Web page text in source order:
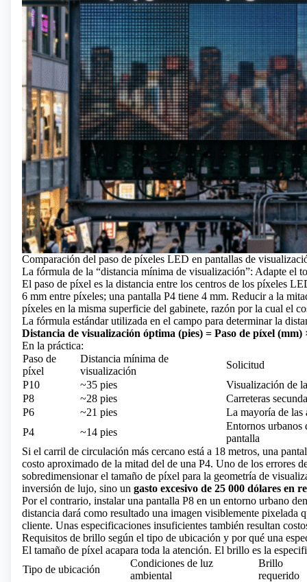
Comparación del paso de píxeles LED en pantallas de
La fórmula de la “distancia mínima de visualización”: Adapte el
El paso de píxel es la distancia entre los centros de los píxeles
6 mm entre píxeles; una pantalla P4 tiene 4 mm. Reducir a la
píxeles en la misma superficie del gabinete, razón por la cual el
La fórmula estándar utilizada en el campo para determinar la
Distancia de visualización óptima (pies) = Paso de píxel (mm)
En la práctica:
Paso de
píxel
Distancia mínima de
visualización
Solicitud
P10
~35 pies
Visualización de
P8
~28 pies
Carreteras
P6
~21 pies
La mayoría de las
P4
~14 pies
Entornos urbanos
pantalla
Si el carril de circulación más cercano está a 18 metros, una
costo aproximado de la mitad del de una P4. Uno de los errores
sobredimensionar el tamaño de píxel para la geometría de
inversión de lujo, sino un gasto excesivo de 25 000 dólares en
Por el contrario, instalar una pantalla P8 en un entorno urbano
distancia dará como resultado una imagen visiblemente pixelada
cliente. Unas especificaciones insuficientes también resultan
Requisitos de brillo según el tipo de ubicación y por qué una
El tamaño de píxel acapara toda la atención. El brillo es la
Tipo de ubicación
Condiciones de luz
ambiental
Brillo
requerido